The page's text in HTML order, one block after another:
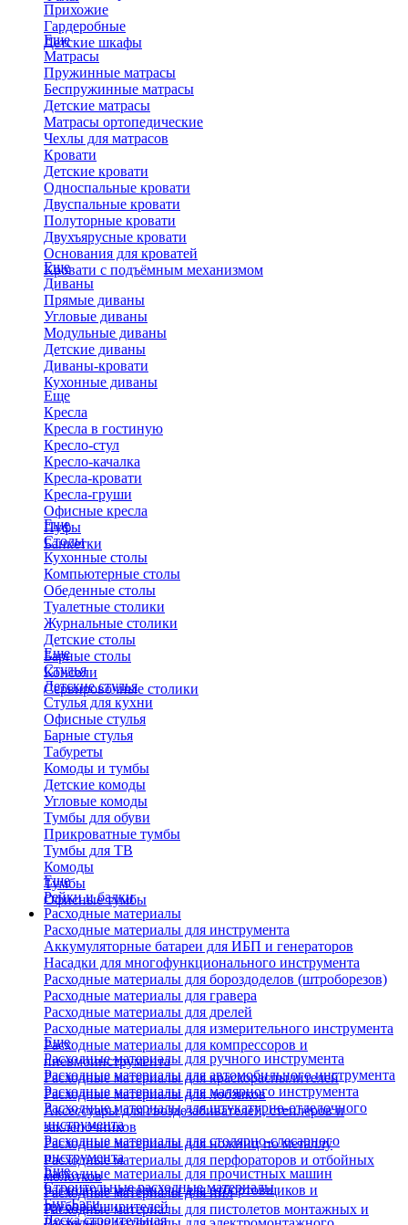
Прихожие
Гардеробные
Детские шкафы
Еще
Матрасы
Пружинные матрасы
Беспружинные матрасы
Детские матрасы
Матрасы ортопедические
Чехлы для матрасов
Кровати
Детские кровати
Односпальные кровати
Двуспальные кровати
Полуторные кровати
Двухъярусные кровати
Основания для кроватей
Кровати с подъёмным механизмом
Еще
Диваны
Прямые диваны
Угловые диваны
Модульные диваны
Детские диваны
Диваны-кровати
Кухонные диваны
Еще
Кресла
Кресла в гостиную
Кресло-стул
Кресло-качалка
Кресла-кровати
Кресла-груши
Офисные кресла
Пуфы
Банкетки
Еще
Столы
Кухонные столы
Компьютерные столы
Обеденные столы
Туалетные столики
Журнальные столики
​Детские столы
Барные столы
Консоли
Сервировочные столики
Еще
Стулья
Детские стулья
Стулья для кухни
Офисные стулья
Барные стулья
Табуреты
Комоды и тумбы
Детские комоды
Угловые комоды
Тумбы для обуви
Прикроватные тумбы
Тумбы для ТВ
Комоды
Тумбы
Офисные тумбы
Еще
Рейки и балки
Расходные материалы
Расходные материалы для инструмента
Аккумуляторные батареи для ИБП и генераторов
Насадки для многофункционального инструмента
Расходные материалы для бороздоделов (штроборезов)
Расходные материалы для гравера
Расходные материалы для дрелей
Расходные материалы для измерительного инструмента
Расходные материалы для компрессоров и
пневмоинструмента
Расходные материалы для краскораспылителей
Расходные материалы для лобзиков
Аксессуары для гвоздезабивателей, степлеров и
заклепочников
Расходные материалы для ножниц по металлу
Расходные материалы для перфораторов и отбойных
молотков
Расходные материалы для пил
Расходные материалы для пистолетов монтажных и
Еще
Расходные материалы для ручного инструмента
Расходные материалы для автомобильного инструмента
Расходные материалы для малярного инструмента
Расходные материалы для штукатурно-отделочного
инструмента
Расходные материалы для столярно-слесарного
инструмента
Расходные материалы для прочистных машин
Расходные материалы для отбортовщиков и
труборасширителей
Еще
Строительные расходные материалы
Биг-Бэги
Леска строительная